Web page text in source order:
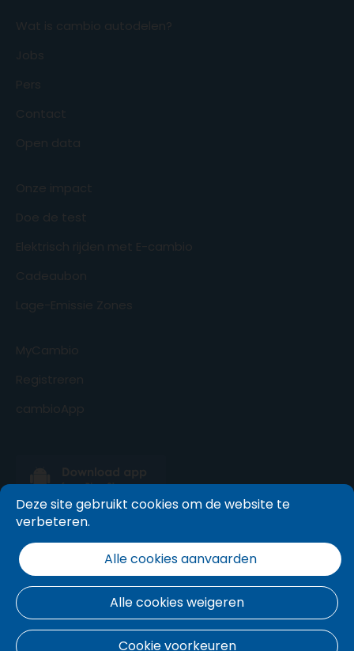
Wat is cambio autodelen?
Jobs
Pers
Contact
Open data
Onze impact
Doe de test
Elektrisch rijden met E-cambio
Cadeaubon
Lage-Emissie Zones
MyCambio
Registreren
cambioApp
Deze site gebruikt cookies om de website te
verbeteren.
Cookie voorkeuren
Alle cookies weigeren
Alle cookies aanvaarden